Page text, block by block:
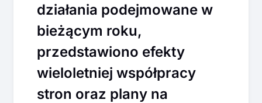
działania podejmowane w
bieżącym roku,
przedstawiono efekty
wieloletniej współpracy
stron oraz plany na